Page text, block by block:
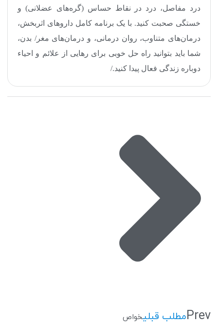
درد مفاصل، درد در نقاط حساس (گره‌های عضلانی) و
خستگی صحبت کنید. با یک برنامه کامل­ داروهای اثربخش،
درمان‌های متناوب، روان درمانی، و درمان‌های مغر/ بدن،
شما باید بتوانید راه حل خوبی برای رهایی از علائم و احیاء
دوباره زندگی فعال پیدا کنید./
Prevمطلب قبلیخواص